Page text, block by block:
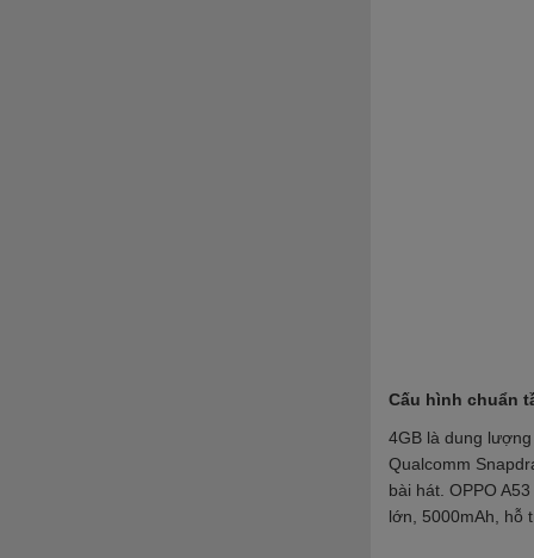
Cấu hình chuẩn
4GB là dung
Qualcomm
bài hát. OPPO
lớn, 5000mAh, hỗ